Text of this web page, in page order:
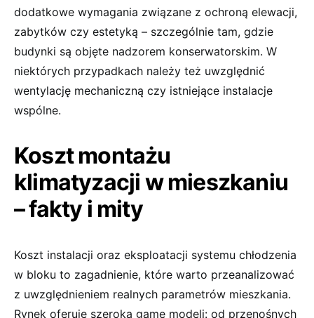
dodatkowe wymagania związane z ochroną elewacji,
zabytków czy estetyką – szczególnie tam, gdzie
budynki są objęte nadzorem konserwatorskim. W
niektórych przypadkach należy też uwzględnić
wentylację mechaniczną czy istniejące instalacje
wspólne.
Koszt montażu
klimatyzacji w mieszkaniu
– fakty i mity
Koszt instalacji oraz eksploatacji systemu chłodzenia
w bloku to zagadnienie, które warto przeanalizować
z uwzględnieniem realnych parametrów mieszkania.
Rynek oferuje szeroką gamę modeli: od przenośnych